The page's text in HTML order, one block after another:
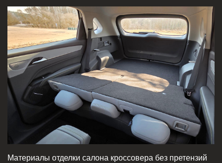
Материалы отделки салона кроссовера без претензий